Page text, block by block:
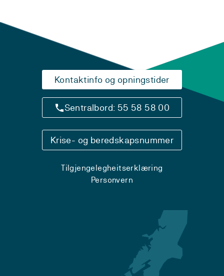
Kontaktinfo og opningstider
Sentralbord: 55 58 58 00
Krise- og beredskapsnummer
Tilgjengelegheitserklæring
Personvern